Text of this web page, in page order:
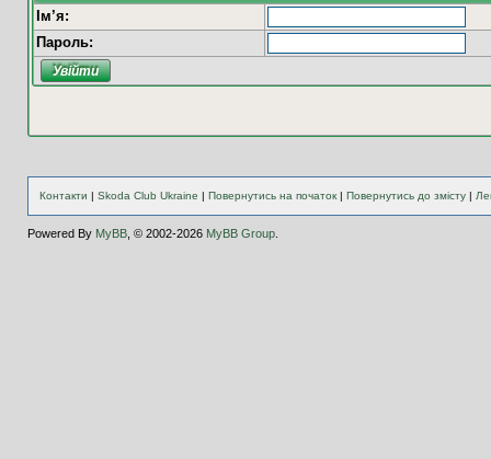
Ім’я:
Пароль:
Контакти | Skoda Club Ukraine | Повернутись на початок| Повернутись до змісту|
Powered By MyBB, © 2002-2026 MyBB Group.